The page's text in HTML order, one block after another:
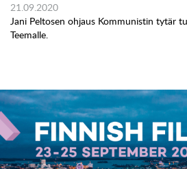
21.09.2020
Jani Peltosen ohjaus Kommunistin tytär
Teemalle.